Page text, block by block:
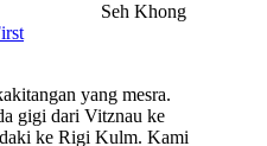
Seh Khong
yang mesra.
gigi dari Vitznau ke
ke Rigi Kulm. Kami